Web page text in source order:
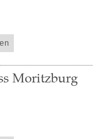
Moritzburg